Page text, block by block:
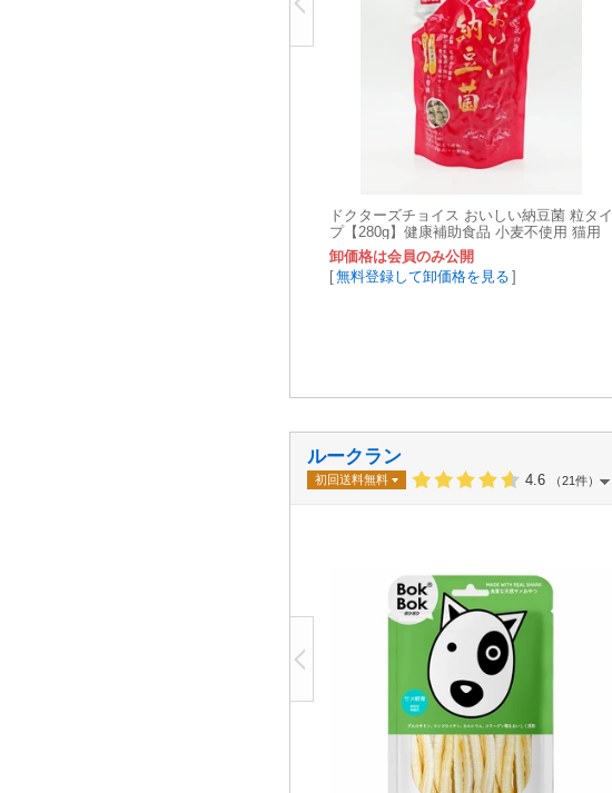
ドクターズチョイス おいしい納豆菌 粒タイ
プ【280g】健康補助食品 小麦不使用 猫用
おやつ 犬用おやつ
卸価格は会員のみ公開
[無料登録して卸価格を見る ]
ルークラン
初回送料無料 4.6 （21件）